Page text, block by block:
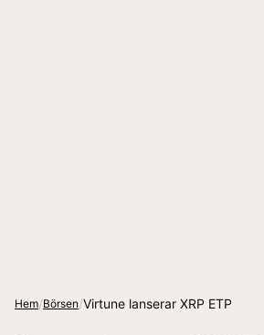
Hem/Börsen/Virtune lanserar XRP ETP